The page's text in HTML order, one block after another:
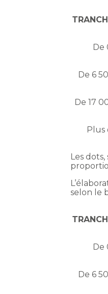
De
De 6
De 17
Plus
Les
selon le
De
De 6